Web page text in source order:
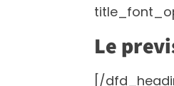
Le
[/